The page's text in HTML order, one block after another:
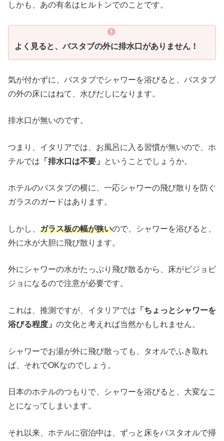
しかも、あの有名はヒルトンでのことです。
よく見ると、バスタブの外に排水口がありません！
気が付かずに、バスタブでシャワーを浴びると、バスタブ
の外の床にはねて、水びだしになります。
排水口が無いのです。
つまり、イタリアでは、お風呂に入る習慣が無いので、ホ
テルでは 「排水口は不要」 ということでしょうか。
ホテルのバスタブの横に、一応シャワーの飛び散りを防ぐ
ガラスのガードはあります。
しかし、 ガラス板の幅が狭いので、シャワーを浴びると、
外に水が大胆に飛び散ります。
外にシャワーの水がたっぷり飛び散るから、床がビジョビ
ジョになるので注意が必要です。
これは、推測ですが、イタリアでは 「ちょっとシャワーを
浴びる程度」 の文化と考えれば当然かもしれません。
シャワーでお湯が外に飛び散っても、タオルでふき取れ
ば、それでOKなのでしょう。
日本のホテルのつもりで、シャワーを浴びると、大変なこ
とになってしまいます。
それ以来、ホテルに宿泊中は、ずっと床をバスタオルで掃